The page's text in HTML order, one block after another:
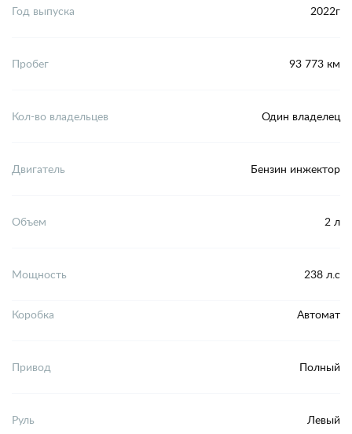
Год выпуска 2022г
Пробег 93 773 км
Кол-во владельцев Один владелец
Двигатель Бензин инжектор
Объем 2 л
Мощность 238 л.с
Коробка Автомат
Привод Полный
Руль Левый